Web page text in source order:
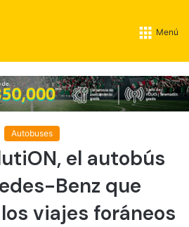
Menú
Autobuses
el autobús
Benz que
viajes foráneos